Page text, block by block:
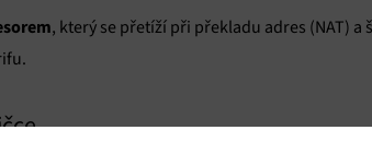
, který se přetíží při překladu adres (NAT) a